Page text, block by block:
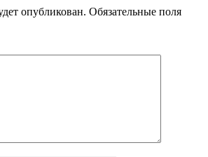
опубликован. Обязательные поля